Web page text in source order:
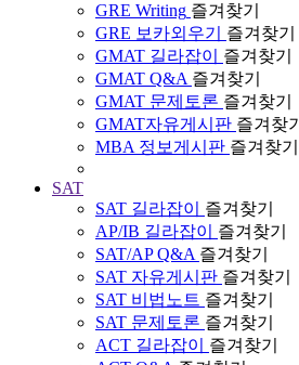
GRE Writing 즐겨찾기
GRE 보카외우기
즐겨찾기
GMAT 길라잡이
즐겨찾기
GMAT Q&A 즐겨찾기
GMAT 문제토론 즐겨찾기
GMAT자유게시판 즐겨찾기
MBA 정보게시판 즐겨찾기
SAT
SAT 길라잡이
즐겨찾기
AP/IB 길라잡이
즐겨찾기
SAT/AP Q&A 즐겨찾기
SAT 자유게시판 즐겨찾기
SAT 비법노트 즐겨찾기
SAT 문제토론 즐겨찾기
ACT 길라잡이
즐겨찾기